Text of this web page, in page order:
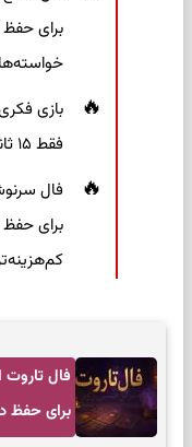
برای
خواسته‌ها
بازی
فقط ۱۵ ثانیه برای پیداکردنش وقت دارید
برای
برای حفظ